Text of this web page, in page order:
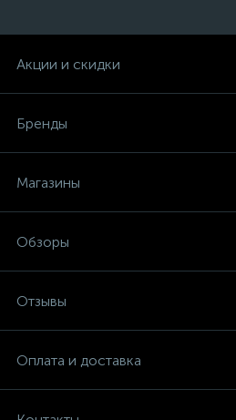
Акции и скидки
Бренды
Магазины
Обзоры
Отзывы
Оплата и доставка